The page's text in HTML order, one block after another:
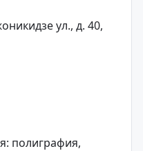
ул., д. 40,
полиграфия,